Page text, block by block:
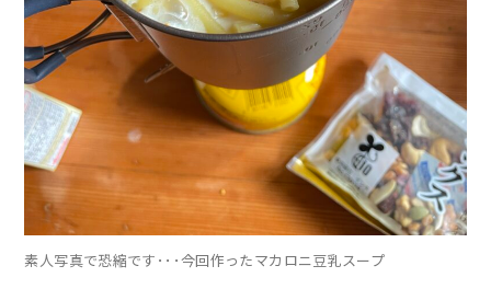
素人写真で恐縮です･･･今回作ったマカロニ豆乳スープ